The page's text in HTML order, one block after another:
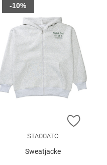
HINZUFÜGEN
ZUR
STACCATO
Sweatjacke
-10%